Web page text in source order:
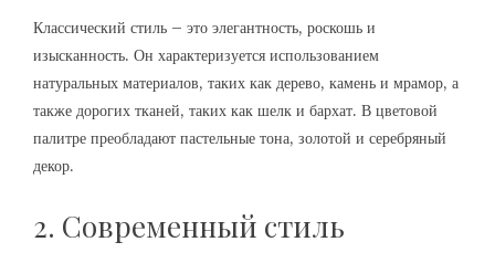
Классический стиль – это элегантность, роскошь и
изысканность. Он характеризуется использованием
натуральных материалов, таких как дерево, камень и мрамор, а
также дорогих тканей, таких как шелк и бархат. В цветовой
палитре преобладают пастельные тона, золотой и серебряный
декор.
2. Современный стиль